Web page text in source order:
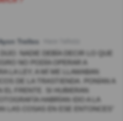
Trelles
NADIE DEBÍA DECIR LO QUE
NO PODÍA OPERAR A
LA LEY; A MÍ ME LLAMABAN
DE LA TRASTIENDA. PONÍAN A
EL FRENTE. SI HUBIERAN
HABRÍAN IDO A LA
LAS COSAS EN ESE ENTONCES”